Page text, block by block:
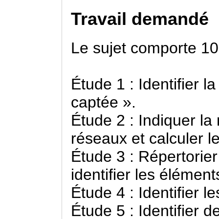
Travail demandé
Le sujet comporte
Étude 1 : Identifier
captée ».
Étude 2 : Indiquer
réseaux et calculer
Étude 3 :
identifier les
Étude 4 : Identifier
Étude 5 : Identifier